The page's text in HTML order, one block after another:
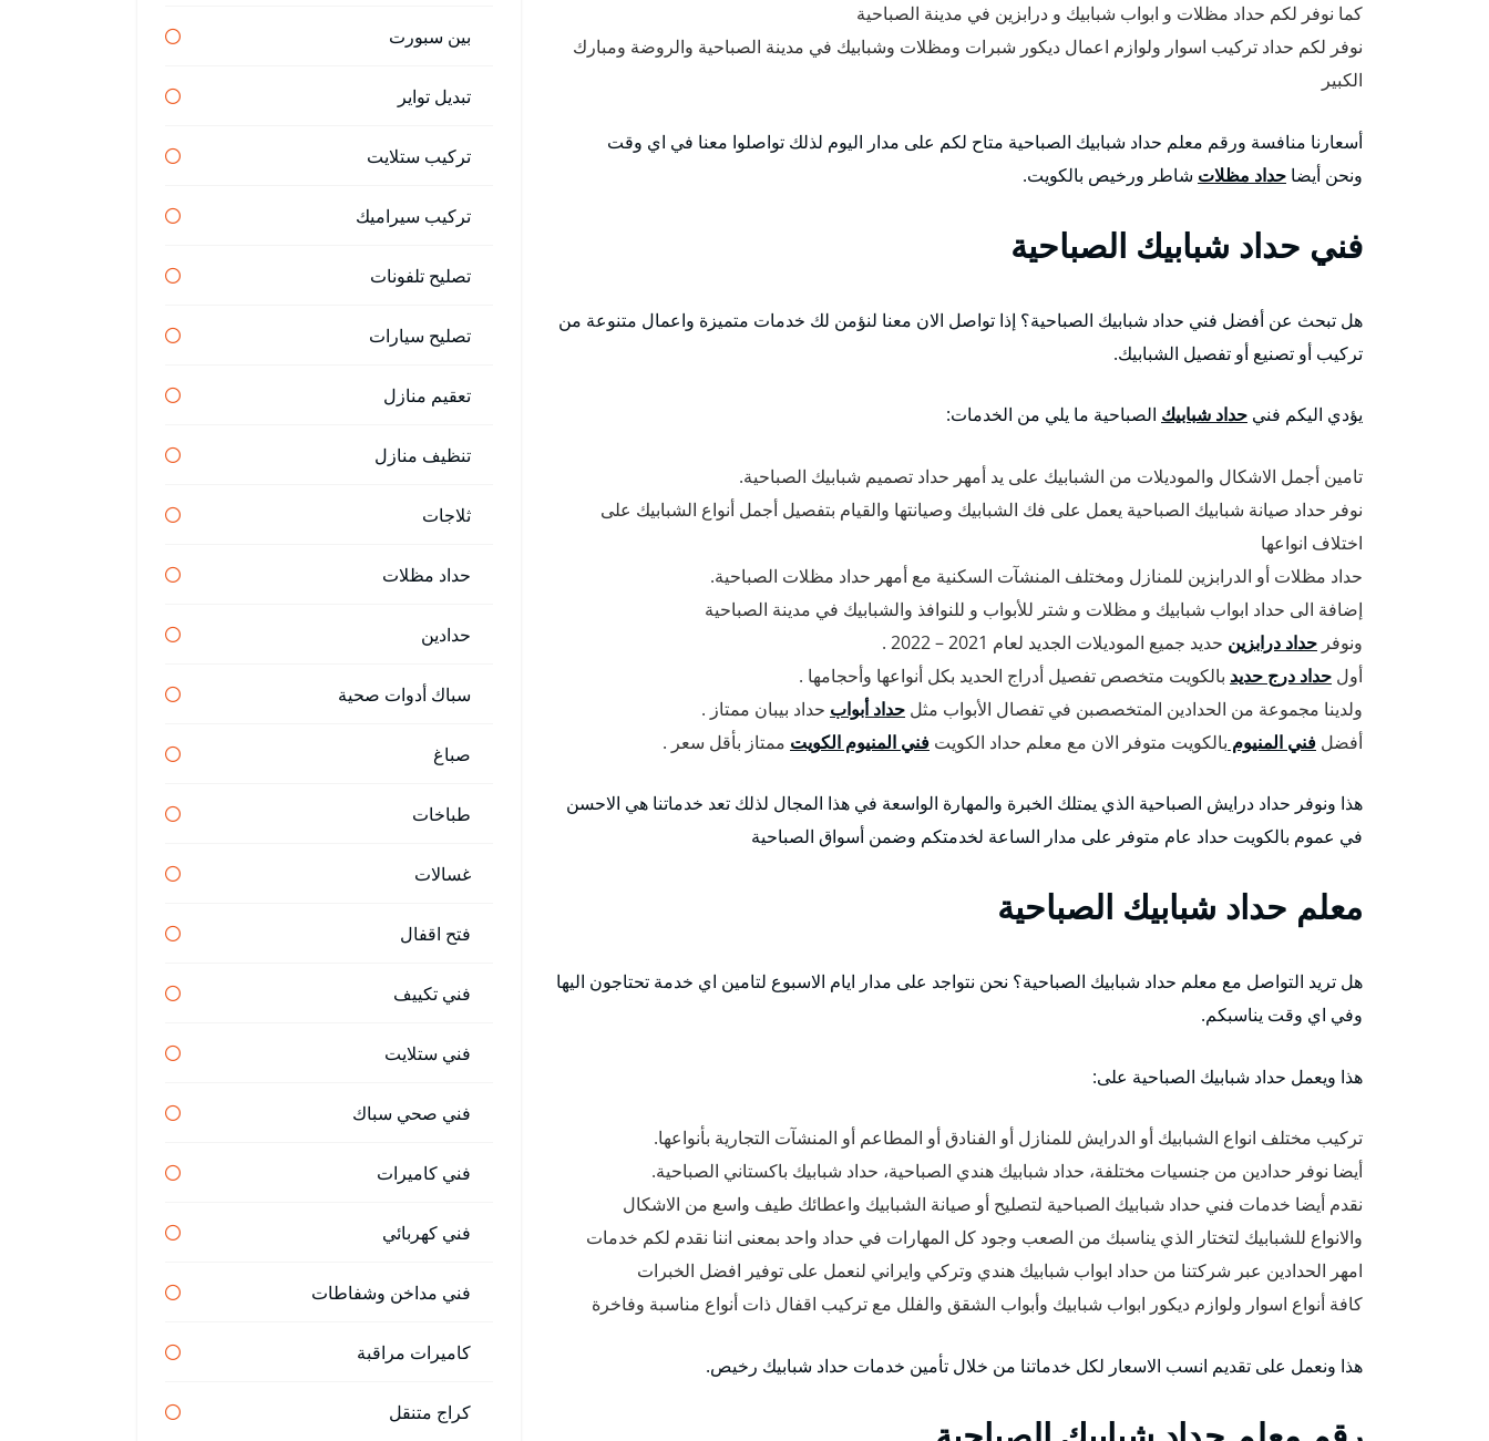
كما نوفر لكم حداد مظلات و ابواب شبابيك و درابزين في مدينة الصباحية
نوفر لكم حداد تركيب اسوار ولوازم اعمال ديكور شبرات ومظلات وشبابيك في مدينة الصباحية والروضة ومبارك
الكبير
أسعارنا منافسة ورقم معلم حداد شبابيك الصباحية متاح لكم على مدار اليوم لذلك تواصلوا معنا في اي وقت
ونحن أيضا حداد مظلات شاطر ورخيص بالكويت.
فني حداد شبابيك الصباحية
هل تبحث عن أفضل فني حداد شبابيك الصباحية؟ إذا تواصل الان معنا لنؤمن لك خدمات متميزة واعمال متنوعة من
تركيب أو تصنيع أو تفصيل الشبابيك.
يؤدي اليكم فني حداد شبابيك الصباحية ما يلي من الخدمات:
تامين أجمل الاشكال والموديلات من الشبابيك على يد أمهر حداد تصميم شبابيك الصباحية.
نوفر حداد صيانة شبابيك الصباحية يعمل على فك الشبابيك وصيانتها والقيام بتفصيل أجمل أنواع الشبابيك على
اختلاف انواعها
حداد مظلات أو الدرابزين للمنازل ومختلف المنشآت السكنية مع أمهر حداد مظلات الصباحية.
إضافة الى حداد ابواب شبابيك و مظلات و شتر للأبواب و للنوافذ والشبابيك في مدينة الصباحية
ونوفر حداد درابزين حديد جميع الموديلات الجديد لعام 2021 – 2022 .
أول حداد درج حديد بالكويت متخصص تفصيل أدراج الحديد بكل أنواعها وأحجامها .
ولدينا مجموعة من الحدادين المتخصصبن في تفصال الأبواب مثل حداد أبواب حداد بيبان ممتاز .
أفضل فني المنيوم بالكويت متوفر الان مع معلم حداد الكويت فني المنيوم الكويت ممتاز بأقل سعر .
هذا ونوفر حداد درايش الصباحية الذي يمتلك الخبرة والمهارة الواسعة في هذا المجال لذلك تعد خدماتنا هي الاحسن
في عموم بالكويت حداد عام متوفر على مدار الساعة لخدمتكم وضمن أسواق الصباحية
معلم حداد شبابيك الصباحية
هل تريد التواصل مع معلم حداد شبابيك الصباحية؟ نحن نتواجد على مدار ايام الاسبوع لتامين اي خدمة تحتاجون اليها
وفي اي وقت يناسبكم.
هذا ويعمل حداد شبابيك الصباحية على:
تركيب مختلف انواع الشبابيك أو الدرايش للمنازل أو الفنادق أو المطاعم أو المنشآت التجارية بأنواعها.
أيضا نوفر حدادين من جنسيات مختلفة، حداد شبابيك هندي الصباحية، حداد شبابيك باكستاني الصباحية.
نقدم أيضا خدمات فني حداد شبابيك الصباحية لتصليح أو صيانة الشبابيك واعطائك طيف واسع من الاشكال
والانواع للشبابيك لتختار الذي يناسبك من الصعب وجود كل المهارات في حداد واحد بمعنى اننا نقدم لكم خدمات
امهر الحدادين عبر شركتنا من حداد ابواب شبابيك هندي وتركي وايراني لنعمل على توفير افضل الخبرات
كافة أنواع اسوار ولوازم ديكور ابواب شبابيك وأبواب الشقق والفلل مع تركيب اقفال ذات أنواع مناسبة وفاخرة
هذا ونعمل على تقديم انسب الاسعار لكل خدماتنا من خلال تأمين خدمات حداد شبابيك رخيص.
بين سبورت
تبديل تواير
تركيب ستلايت
تركيب سيراميك
تصليح تلفونات
تصليح سيارات
تعقيم منازل
تنظيف منازل
ثلاجات
حداد مظلات
حدادين
سباك أدوات صحية
صباغ
طباخات
غسالات
فتح اقفال
فني تكييف
فني ستلايت
فني صحي سباك
فني كاميرات
فني كهربائي
فني مداخن وشفاطات
كاميرات مراقبة
كراج متنقل